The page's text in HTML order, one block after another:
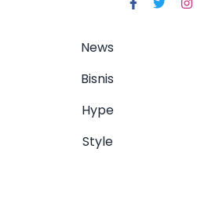
News
Bisnis
Hype
Style